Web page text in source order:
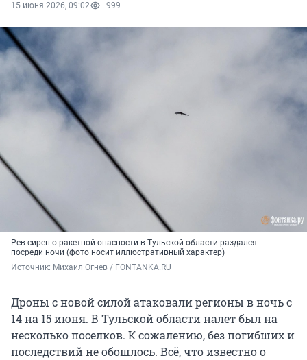
15 июня 2026, 09:02 999
Рев сирен о ракетной опасности в Тульской области раздался
посреди ночи (фото носит иллюстративный характер)
Источник: Михаил Огнев / FONTANKA.RU
Дроны с новой силой атаковали регионы в ночь с
14 на 15 июня. В Тульской области налет был на
несколько поселков. К сожалению, без погибших и
последствий не обошлось. Всё, что известно о